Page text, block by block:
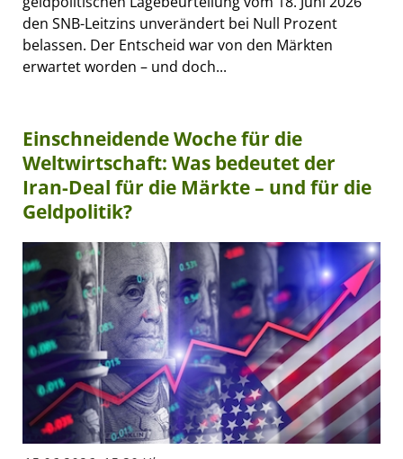
den SNB-Leitzins unverändert bei Null Prozent
belassen. Der Entscheid war von den Märkten
erwartet worden – und doch...
Einschneidende Woche für die
Weltwirtschaft: Was bedeutet der
Iran-Deal für die Märkte – und für die
Geldpolitik?